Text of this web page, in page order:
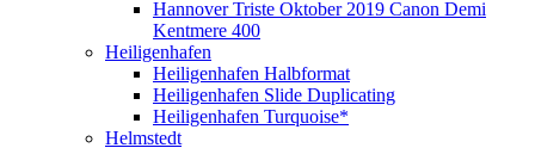
Hannover Triste Oktober 2019 Canon Demi
Kentmere 400
Heiligenhafen
Heiligenhafen Halbformat
Heiligenhafen Slide Duplicating
Heiligenhafen Turquoise*
Helmstedt